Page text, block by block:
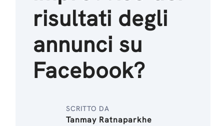
risultati degli
annunci su
Facebook?
SCRITTO DA
Tanmay Ratnaparkhe